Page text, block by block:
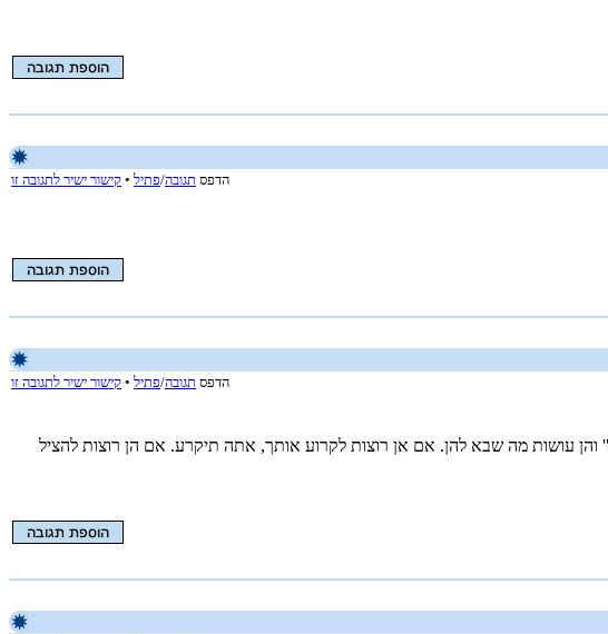
הדפס תגובה/פתיל • קישור ישיר לתגובה זו
הדפס תגובה/פתיל • קישור ישיר לתגובה זו
והן עושות מה שבא להן. אם אן רוצות לקרוע אותך, אתה תיקרע. אם הן רוצות להציל